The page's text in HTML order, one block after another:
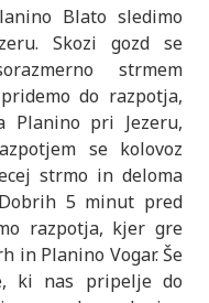
Blato sledimo
Skozi gozd se
strmem
do razpotja,
Planino pri Jezeru,
se kolovoz
strmo in deloma
5 minut pred
razpotja, kjer gre
in Planino Vogar. Še
ki nas pripelje do